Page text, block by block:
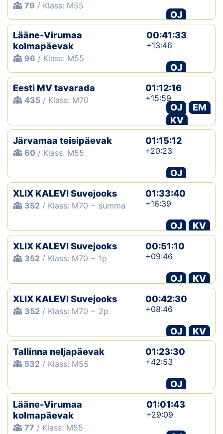
79 / Klass: M55
OJ
Lääne-Virumaa
kolmapäevak
96 / Klass: M55
00:41:33
+13:46
OJ
Eesti MV tavarada
435 / Klass: M70
01:12:16
+15:59
OJ
EM
KV
Järvamaa teisipäevak
60 / Klass: M55
01:15:12
+20:23
OJ
XLIX KALEVI Suvejooks
352 / Klass: M70 − summa
01:33:40
+16:39
OJ
KV
XLIX KALEVI Suvejooks
352 / Klass: M70 − 1p
00:51:10
+09:46
OJ
KV
XLIX KALEVI Suvejooks
352 / Klass: M70 − 2p
00:42:30
+08:46
OJ
KV
Tallinna neljapäevak
532 / Klass: M55
01:23:30
+42:53
OJ
Lääne-Virumaa
kolmapäevak
77 / Klass: M55
01:01:43
+29:09